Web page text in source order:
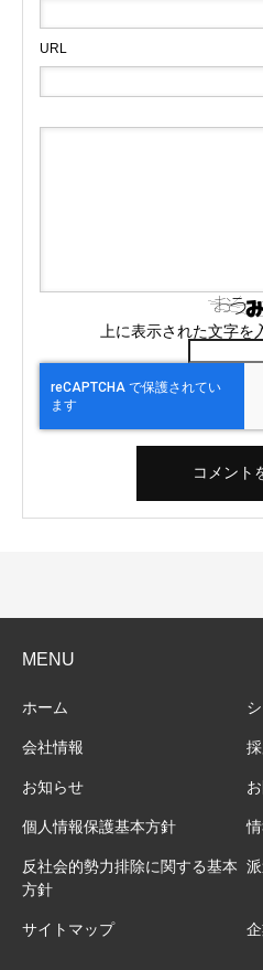
URL
上に表示された文字を
MENU
ホーム
会社情報
お知らせ
個人情報保護基本方針
反社会的勢力排除に関する基本
方針
サイトマップ